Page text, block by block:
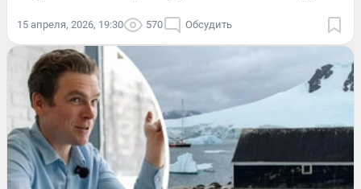
15 апреля, 2026, 19:30 570 Обсудить